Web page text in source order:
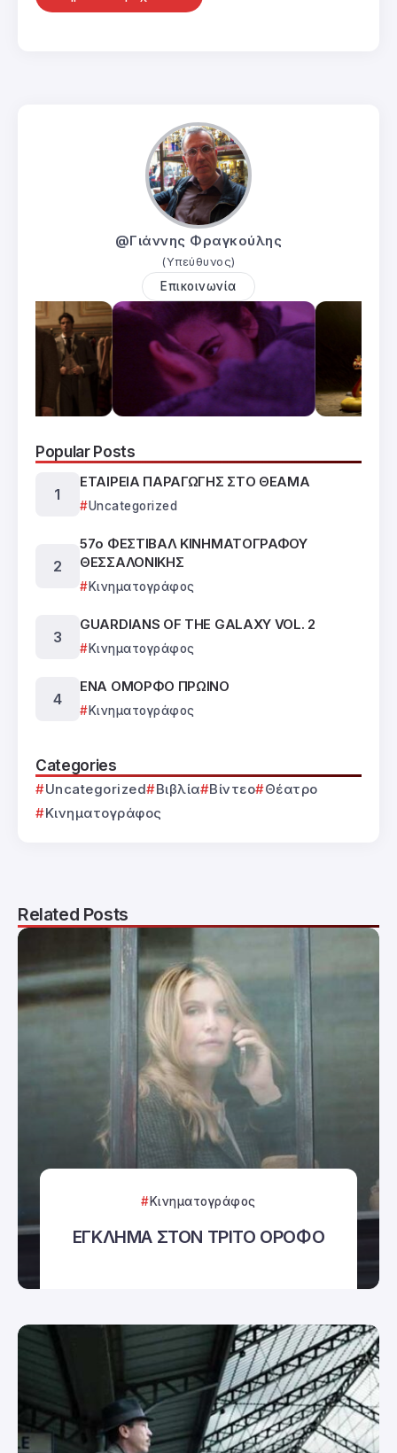
@Γιάννης Φραγκούλης
(Υπεύθυνος)
Επικοινωνία
Popular Posts
ΕΤΑΙΡΕΙΑ ΠΑΡΑΓΩΓΗΣ ΣΤΟ ΘΕΑΜΑ
Uncategorized
57ο ΦΕΣΤΙΒΑΛ ΚΙΝΗΜΑΤΟΓΡΑΦΟΥ
ΘΕΣΣΑΛΟΝΙΚΗΣ
Κινηματογράφος
GUARDIANS OF THE GALAXY VOL. 2
Κινηματογράφος
ΕΝΑ ΟΜΟΡΦΟ ΠΡΩΙΝΟ
Κινηματογράφος
Categories
Uncategorized Βιβλία Βίντεο
Θέατρο
Κινηματογράφος
Related Posts
Κινηματογράφος
ΕΓΚΛΗΜΑ ΣΤΟΝ ΤΡΙΤΟ ΟΡΟΦΟ